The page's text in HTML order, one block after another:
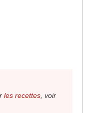
les recettes , voir